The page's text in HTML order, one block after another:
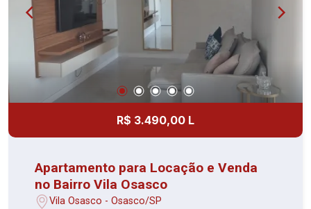
R$ 3.490,00 L
Apartamento para Locação e Venda
no Bairro Vila Osasco
Vila Osasco - Osasco/SP